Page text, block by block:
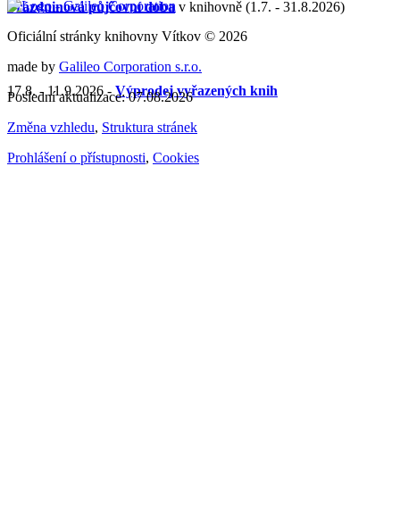
Prázdninová půjčovní dobav knihovně (1.7. - 31.8.2026)
17.8. - 11.9.2026 -Výprodej vyřazených knih
Oficiální stránky knihovny Vítkov © 2026
made by Galileo Corporation s.r.o.
Poslední aktualizace: 07.08.2026
Změna vzhledu, Struktura stránek
Prohlášení o přístupnosti, Cookies